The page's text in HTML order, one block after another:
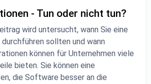
- Tun oder nicht tun?
wird untersucht, wann Sie eine
sollten und wann
können für Unternehmen viele
bieten. Sie können eine
die Software besser an die